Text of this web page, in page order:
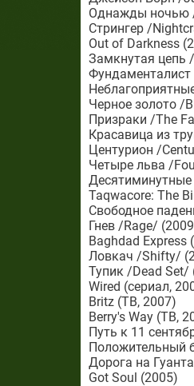
Однажды ночью
Стрингер /
Out of Darkness
Замкнутая цепь
Фундаменталист
Черное золото /
Призраки /The
Красавица из
Центурион /
Четыре льва /
Десятиминутные
Taqwacore: The
Свободное
Гнев /Rage/
Baghdad Express
Ловкач /Shifty/
Тупик /Dead Set/
Wired (сериал,
Britz (ТВ, 2007)
Berry's Way (ТВ,
Путь к 11
Положительный
Дорога на
Got Soul (2005)